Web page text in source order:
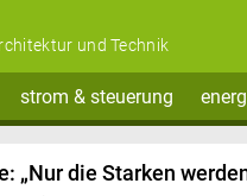
und Technik
strom & steuerung
„Nur die Starken